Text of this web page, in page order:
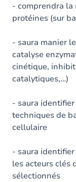
- comprendra
protéines (sur
- saura manier
catalyse
cinétique,
catalytiques,…)
- saura
techniques de
cellulaire
- saura
les acteurs clés
sélectionnés